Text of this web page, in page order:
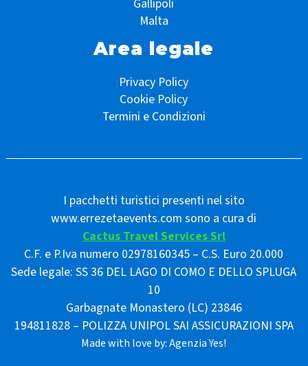
Gallipoli
Malta
Area legale
Privacy Policy
Cookie Policy
Termini e Condizioni
I pacchetti turistici presenti nel sito
www.errezetaevents.com sono a cura di
Cactus Travel Services Srl
C.F. e P.Iva numero 02978160345 – C.S. Euro 20.000
Sede legale: SS 36 DEL LAGO DI COMO E DELLO SPLUGA
10
Garbagnate Monastero (LC) 23846
194811828 – POLIZZA UNIPOL SAI ASSICURAZIONI SPA
Made with love by:Agenzia Yes!